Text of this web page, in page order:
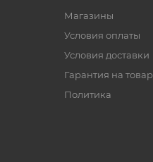
Магазины
Условия оплаты
Условия доставки
Гарантия на товар
Политика